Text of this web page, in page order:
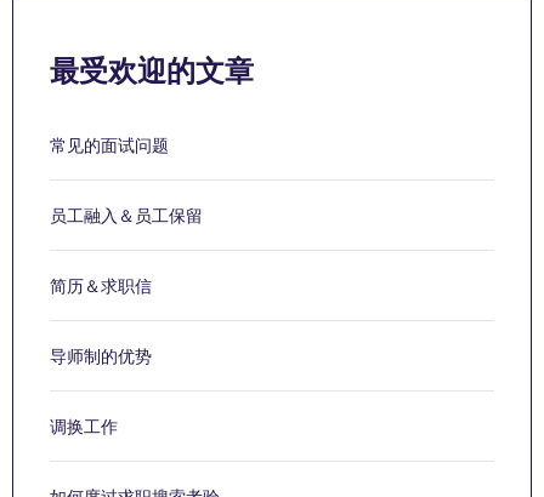
最受欢迎的文章
常见的面试问题
员工融入＆员工保留
简历＆求职信
导师制的优势
调换工作